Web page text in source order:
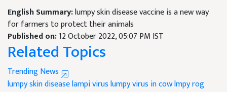
English Summary:lumpy skin disease vaccine is a new way
for farmers to protect their animals
Published on:12 October 2022, 05:07 PM IST
Related Topics
Trending News
lumpy skin diseaselampi viruslumpy virus in cowlmpy rog